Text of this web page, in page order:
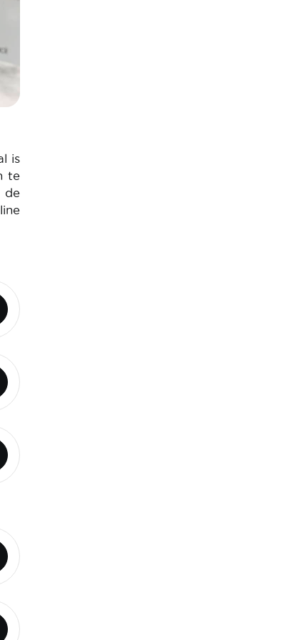
is
te
de